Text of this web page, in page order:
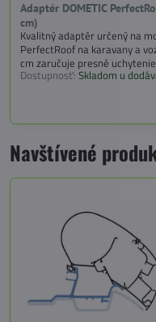
Adaptér DOMETIC
cm)
Kvalitný adaptér určený na
PerfectRoof na karavany a
cm zaručuje presné
Dostupnosť: Skladom u
Navštívené